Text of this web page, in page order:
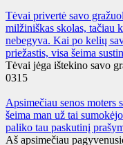
Tėvai privertė savo
milžiniškas skolas, tačiau
nebegyva. Kai po kelių
priežastis, visa šeima
Tėvai jėga ištekino savo
0315
Apsimečiau senos moters
šeima man už tai
paliko tau paskutinį
Aš apsimečiau